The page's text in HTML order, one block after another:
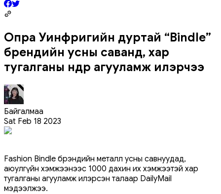
Опра Уинфригийн дуртай “Bindle”
брендийн усны саванд, хар
тугалганы өндөр агууламж илэрчээ
Байгалмаа
Sat Feb 18 2023
Fashion Bindle брэндийн металл усны савнуудад,
аюулгүйн хэмжээнээс 1000 дахин их хэмжээтэй хар
тугалганы агууламж илэрсэн талаар DailyMail
мэдээлжээ.